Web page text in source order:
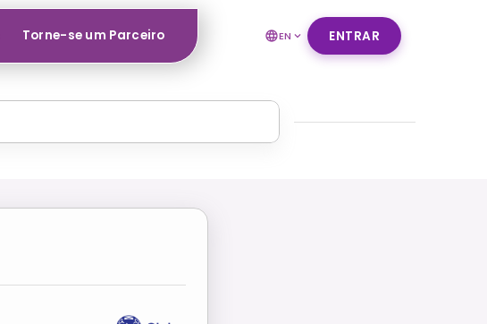
Torne-se um Parceiro EN ENTRAR